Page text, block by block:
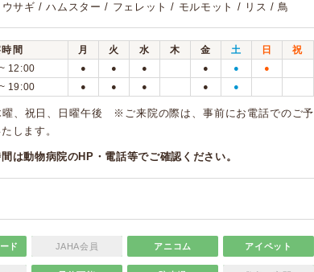
サギ / ハムスター / フェレット / モルモット / リス / 鳥
間 月 火 水 木 金 土 日
祝
12:00
● ● ● ● ● ●
19:00 ● ● ● ● ●
、祝日、日曜午後 ※ご来院の際は、事前にお電話でのご予
します。
は動物病院のHP・電話等でご確認ください。
ド JAHA会員 アニコム アイペット